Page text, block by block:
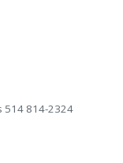
514 814-2324